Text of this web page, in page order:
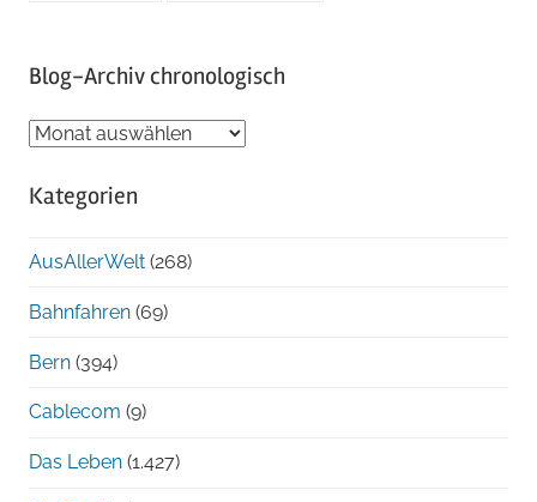
Blog-Archiv chronologisch
Blog-
chronologisch
Kategorien
AusAllerWelt (268)
Bahnfahren (69)
Bern (394)
Cablecom (9)
Das Leben (1.427)